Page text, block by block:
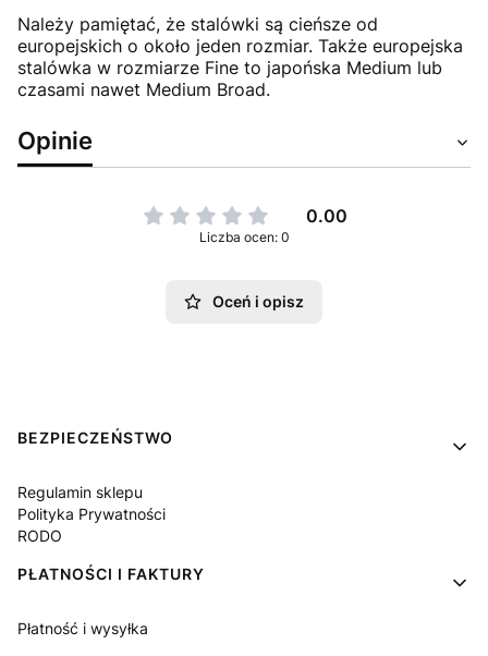
Należy pamiętać, że stalówki są cieńsze od
europejskich o około jeden rozmiar. Także europejska
stalówka w rozmiarze Fine to japońska Medium lub
czasami nawet Medium Broad.
Opinie
0.00
Liczba ocen: 0
Oceń i opisz
Linki w stopce
BEZPIECZEŃSTWO
Regulamin sklepu
Polityka Prywatności
RODO
PŁATNOŚCI I FAKTURY
Płatność i wysyłka